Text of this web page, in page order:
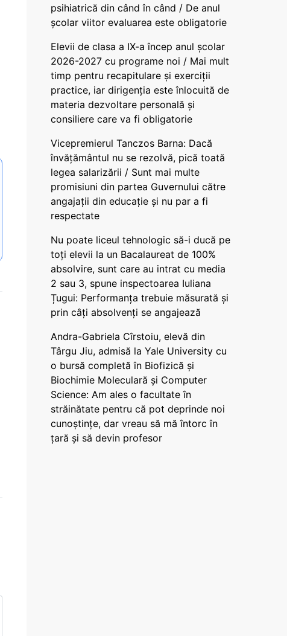
psihiatrică din când în când / De anul
școlar viitor evaluarea este obligatorie
Elevii de clasa a IX-a încep anul școlar
2026-2027 cu programe noi / Mai mult
timp pentru recapitulare și exerciții
practice, iar dirigenția este înlocuită de
materia dezvoltare personală și
consiliere care va fi obligatorie
Vicepremierul Tanczos Barna: Dacă
învățământul nu se rezolvă, pică toată
legea salarizării / Sunt mai multe
promisiuni din partea Guvernului către
angajații din educație și nu par a fi
respectate
Nu poate liceul tehnologic să-i ducă pe
toți elevii la un Bacalaureat de 100%
absolvire, sunt care au intrat cu media
2 sau 3, spune inspectoarea Iuliana
Țugui: Performanța trebuie măsurată și
prin câți absolvenți se angajează
Andra-Gabriela Cîrstoiu, elevă din
Târgu Jiu, admisă la Yale University cu
o bursă completă în Biofizică și
Biochimie Moleculară și Computer
Science: Am ales o facultate în
străinătate pentru că pot deprinde noi
cunoștințe, dar vreau să mă întorc în
țară și să devin profesor